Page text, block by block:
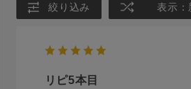
絞り込み 表示：
リピ5本目